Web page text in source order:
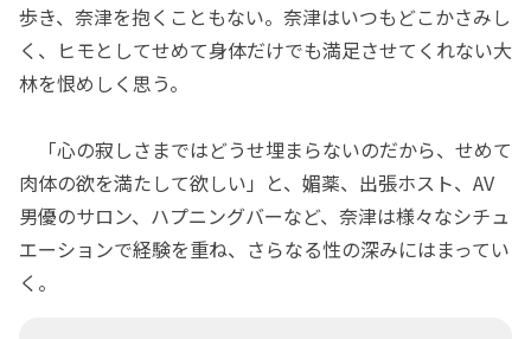
歩き、奈津を抱くこともない。奈津はいつもどこかさみし
く、ヒモとしてせめて身体だけでも満足させてくれない大
林を恨めしく思う。
「心の寂しさまではどうせ埋まらないのだから、せめて
肉体の欲を満たして欲しい」と、媚薬、出張ホスト、AV
男優のサロン、ハプニングバーなど、奈津は様々なシチュ
エーションで経験を重ね、さらなる性の深みにはまってい
く。